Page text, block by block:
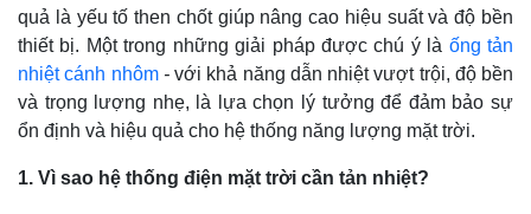
quả là yếu tố then chốt giúp nâng cao hiệu suất và độ bền
thiết bị. Một trong những giải pháp được chú ý là ống tản
nhiệt cánh nhôm -với khả năng dẫn nhiệt vượt trội, độ bền
và trọng lượng nhẹ, là lựa chọn lý tưởng để đảm bảo sự
ổn định và hiệu quả cho hệ thống năng lượng mặt trời.
1. Vì sao hệ thống điện mặt trời cần tản nhiệt?